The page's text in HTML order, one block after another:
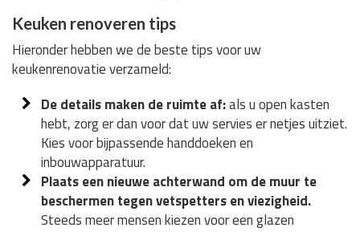
Keuken renoveren tips
Hieronder hebben we de beste tips voor uw
keukenrenovatie verzameld:
De details maken de ruimte af:als u open kasten
hebt, zorg er dan voor dat uw servies er netjes uitziet.
Kies voor bijpassende handdoeken en
inbouwapparatuur.
Plaats een nieuwe achterwand om de muur te
beschermen tegen vetspetters en viezigheid.
Steeds meer mensen kiezen voor een glazen